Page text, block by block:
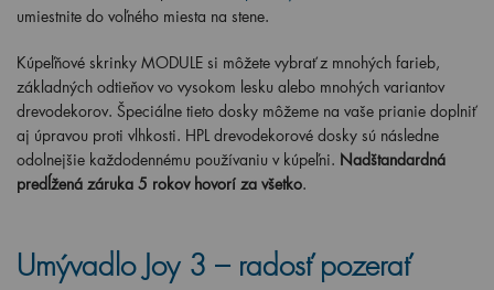
umiestnite do voľného miesta na stene.
Kúpeľňové skrinky MODULE si môžete vybrať z mnohých farieb,
základných odtieňov vo vysokom lesku alebo mnohých variantov
drevodekorov. Špeciálne tieto dosky môžeme na vaše prianie doplniť
aj úpravou proti vlhkosti. HPL drevodekorové dosky sú následne
odolnejšie každodennému používaniu v kúpeľni. Nadštandardná
predĺžená záruka 5 rokov hovorí za všetko.
Umývadlo Joy 3 – radosť pozerať